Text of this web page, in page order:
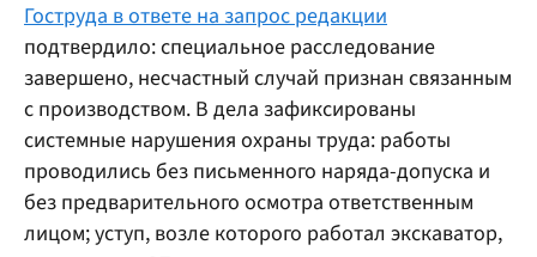
Гоструда в ответе на запрос редакции
подтвердило: специальное расследование
завершено, несчастный случай признан связанным
с производством. В дела зафиксированы
системные нарушения охраны труда: работы
проводились без письменного наряда-допуска и
без предварительного осмотра ответственным
лицом; уступ, возле которого работал экскаватор,